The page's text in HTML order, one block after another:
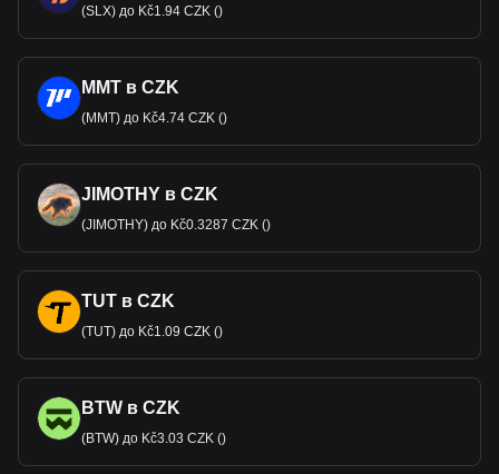
(SLX) до Kč1.94 CZK ()
MMT в CZK
(MMT) до Kč4.74 CZK ()
JIMOTHY в CZK
(JIMOTHY) до Kč0.3287 CZK ()
TUT в CZK
(TUT) до Kč1.09 CZK ()
BTW в CZK
(BTW) до Kč3.03 CZK ()